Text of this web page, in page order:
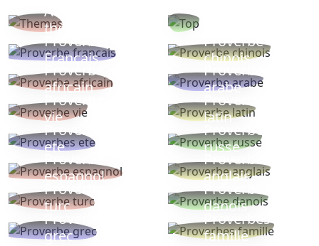
Autres
thèmes
Proverbe
Français
Proverbe
chinois
Proverbe
africain
Proverbe
arabe
Proverbe
vie
Proverbe
latin
Proverbes
ete
Proverbe
russe
Proverbe
espagnol
Proverbe
anglais
Proverbe
turc
Proverbe
danois
Proverbe
grec
Proverbes
famille